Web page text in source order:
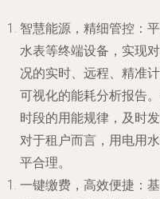
智慧能源，精细管控 ：
水表等终端设备，实现
况的实时、远程、精准
可视化的能耗分析报告
时段的用能规律，及时
对于租户而言，用电用
平合理。
一键缴费，高效便捷 ：